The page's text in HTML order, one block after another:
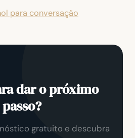
para conversação
dar o próximo
passo?
gratuito e descubra